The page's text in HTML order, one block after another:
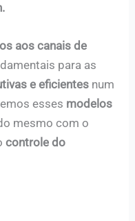
aos canais de
para as
e eficientes num
esses modelos
mesmo com o
controle do